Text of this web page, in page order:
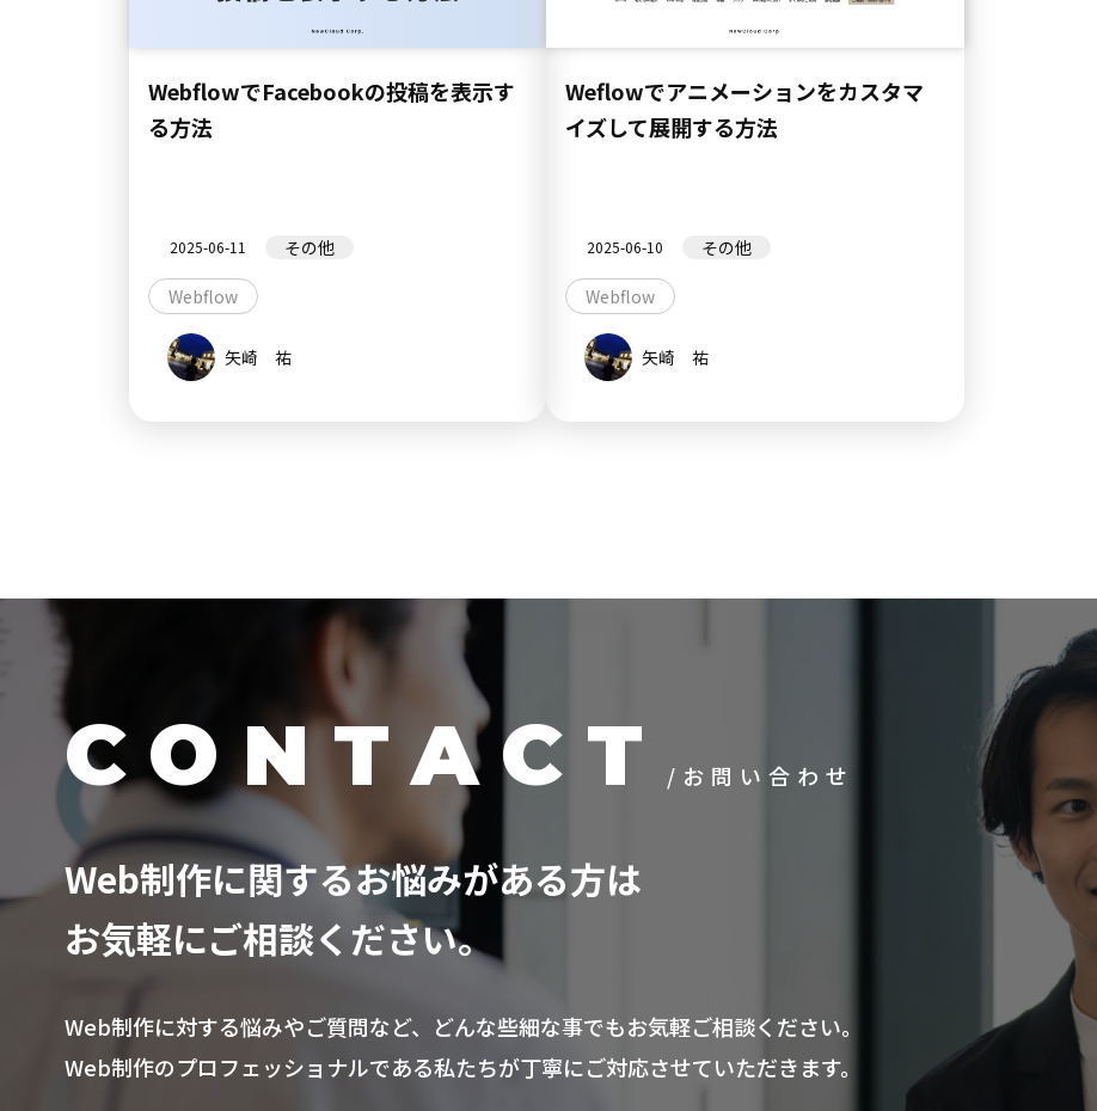
WebflowでFacebookの投稿を表示す
る方法
2025-06-11 その他
Webflow
矢崎 祐
Weflowでアニメーションをカスタマ
イズして展開する方法
2025-06-10 その他
Webflow
矢崎 祐
CONTACT /お問い合わせ
Web制作に関するお悩みがある方は
お気軽にご相談ください。
Web制作に対する悩みやご質問など、どんな些細な事でもお気軽ご相談ください。
Web制作のプロフェッショナルである私たちが丁寧にご対応させていただきます。